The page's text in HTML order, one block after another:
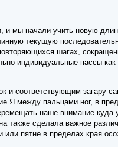
мы начали учить новую
текущую
шагах,
индивидуальные пассы
соответствующим загару
Я между пальцами ног, в
наше внимание куда
также сделала важное
пятне в пределах края